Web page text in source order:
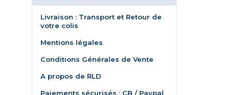
Livraison : Transport et Retour de
votre colis
Mentions légales
Conditions Générales de Vente
A propos de RLD
Paiements sécurisés : CB / Paypal